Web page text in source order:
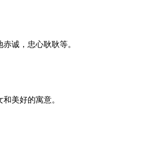
诚，忠心耿耿等。
美好的寓意。